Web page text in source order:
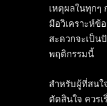
เหตุผลในทุกๆ
มือวิเคราะห์ข้
สะดวกจะเป็
พฤติกรรมนี้
สำหรับผู้ที่สนใ
ตัดสินใจ ควร